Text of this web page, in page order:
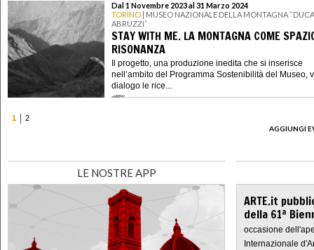
Dal 1 Novembre 2023 al 31 Marzo 2024
TORINO | MUSEO NAZIONALE DELLA MONTAGNA
ABRUZZI”
STAY WITH ME. LA MONTAGNA COME
RISONANZA
Il progetto, una produzione inedita che si inserisce
nell’ambito del Programma Sostenibilità del Museo,
dialogo le rice...
1
2
AGGIUNGI
LE NOSTRE APP
ARTE.it
della 61ª
occasione
Internazionale